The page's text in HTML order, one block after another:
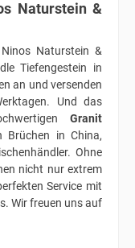
Naturstein &
Naturstein &
Tiefengestein in
an und versenden
Und das
Granit
Brüchen in China,
Ohne
nicht nur extrem
Service mit
Wir freuen uns auf